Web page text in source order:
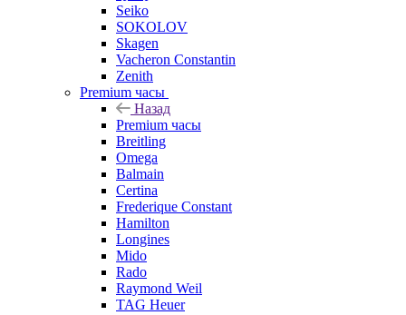
Seiko
SOKOLOV
Skagen
Vacheron Constantin
Zenith
Premium часы
Назад
Premium часы
Breitling
Omega
Balmain
Certina
Frederique Constant
Hamilton
Longines
Mido
Rado
Raymond Weil
TAG Heuer